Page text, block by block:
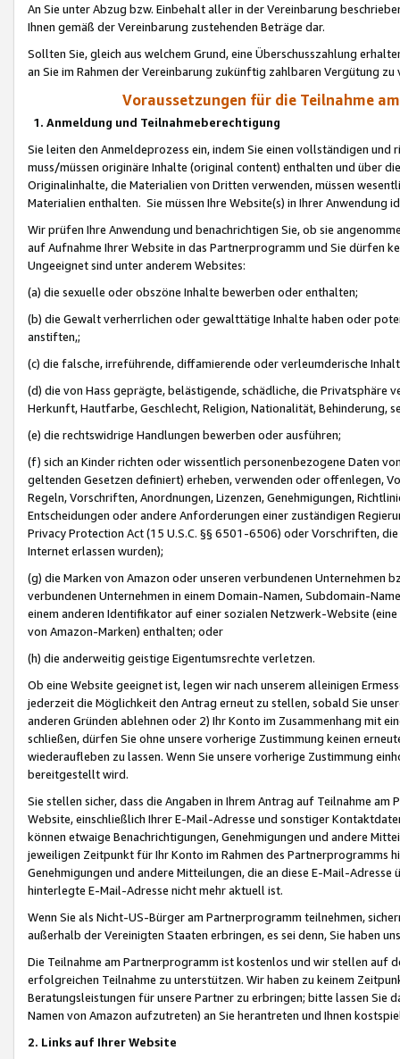
An Sie unter Abzug bzw. Einbehalt aller in der Vereinbarung
Ihnen gemäß der Vereinbarung zustehenden Beträge dar.
Sollten Sie, gleich aus welchem Grund, eine Überschusszahlung
an Sie im Rahmen der Vereinbarung zukünftig zahlbaren Vergütung zu
Voraussetzungen für die Teilnahme
1. Anmeldung und Teilnahmeberechtigung
Sie leiten den Anmeldeprozess ein, indem Sie einen vollständigen
muss/müssen originäre Inhalte (original content) enthalten und über
Originalinhalte, die Materialien von Dritten verwenden, müssen
Materialien enthalten. Sie müssen Ihre Website(s) in Ihrer Anwendung
Wir prüfen Ihre Anwendung und benachrichtigen Sie, ob sie
auf Aufnahme Ihrer Website in das Partnerprogramm und Sie dürfen
Ungeeignet sind unter anderem Websites:
(a) die sexuelle oder obszöne Inhalte bewerben oder enthalten;
(b) die Gewalt verherrlichen oder gewalttätige Inhalte haben oder
anstiften,;
(c) die falsche, irreführende, diffamierende oder verleumderische
(d) die von Hass geprägte, belästigende, schädliche, die Privatsphäre
Herkunft, Hautfarbe, Geschlecht, Religion, Nationalität, Behinderung,
(e) die rechtswidrige Handlungen bewerben oder ausführen;
(f) sich an Kinder richten oder wissentlich personenbezogene Daten
geltenden Gesetzen definiert) erheben, verwenden oder offenlegen,
Regeln, Vorschriften, Anordnungen, Lizenzen, Genehmigungen,
Entscheidungen oder andere Anforderungen einer zuständigen
Privacy Protection Act (15 U.S.C. §§ 6501-6506) oder Vorschriften,
Internet erlassen wurden);
(g) die Marken von Amazon oder unseren verbundenen Unternehmen
verbundenen Unternehmen in einem Domain-Namen, Subdomain-
einem anderen Identifikator auf einer sozialen Netzwerk-Website
von Amazon-Marken) enthalten; oder
(h) die anderweitig geistige Eigentumsrechte verletzen.
Ob eine Website geeignet ist, legen wir nach unserem alleinigen
jederzeit die Möglichkeit den Antrag erneut zu stellen, sobald Sie
anderen Gründen ablehnen oder 2) Ihr Konto im Zusammenhang mit
schließen, dürfen Sie ohne unsere vorherige Zustimmung keinen
wiederaufleben zu lassen. Wenn Sie unsere vorherige Zustimmung
bereitgestellt wird.
Sie stellen sicher, dass die Angaben in Ihrem Antrag auf Teilnahme
Website, einschließlich Ihrer E-Mail-Adresse und sonstiger
können etwaige Benachrichtigungen, Genehmigungen und andere
jeweiligen Zeitpunkt für Ihr Konto im Rahmen des Partnerprogramms
Genehmigungen und andere Mitteilungen, die an diese E-Mail-
hinterlegte E-Mail-Adresse nicht mehr aktuell ist.
Wenn Sie als Nicht-US-Bürger am Partnerprogramm teilnehmen,
außerhalb der Vereinigten Staaten erbringen, es sei denn, Sie haben
Die Teilnahme am Partnerprogramm ist kostenlos und wir stellen auf
erfolgreichen Teilnahme zu unterstützen. Wir haben zu keinem
Beratungsleistungen für unsere Partner zu erbringen; bitte lassen Sie
Namen von Amazon aufzutreten) an Sie herantreten und Ihnen
2. Links auf Ihrer Website